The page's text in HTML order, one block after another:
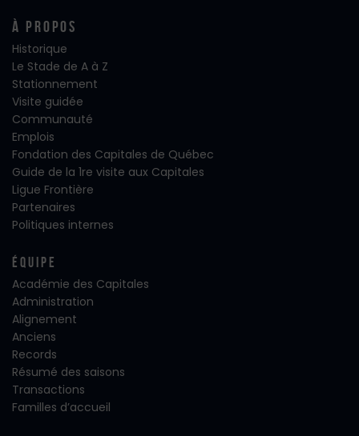
À propos
Historique
Le Stade de A à Z
Stationnement
Visite guidée
Communauté
Emplois
Fondation des Capitales de Québec
Guide de la 1re visite aux Capitales
Ligue Frontière
Partenaires
Politiques internes
Équipe
Académie des Capitales
Administration
Alignement
Anciens
Records
Résumé des saisons
Transactions
Familles d’accueil